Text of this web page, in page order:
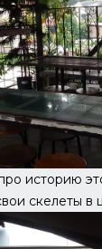
историю
скелеты в